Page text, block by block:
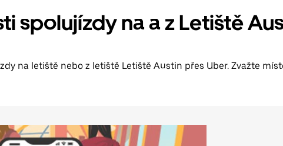
spolujízdy na a z Letiště
na letiště nebo z letiště Letiště Austin přes Uber. Zvažte